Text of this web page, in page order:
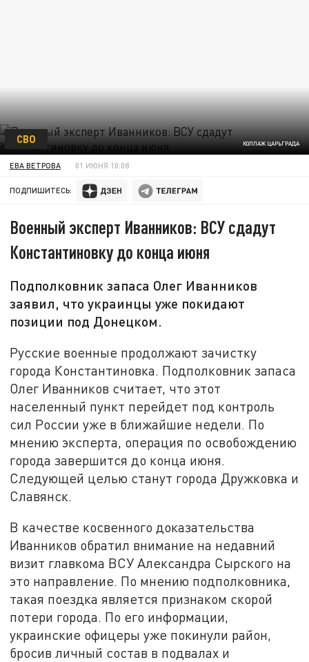
КОЛЛАЖ ЦАРЬГРАДА
СВО
ЕВА ВЕТРОВА 01 ИЮНЯ 10:08
ПОДПИШИТЕСЬ:
Военный эксперт Иванников: ВСУ сдадут
Константиновку до конца июня
Подполковник запаса Олег Иванников
заявил, что украинцы уже покидают
позиции под Донецком.
Русские военные продолжают зачистку
города Константиновка. Подполковник запаса
Олег Иванников считает, что этот
населенный пункт перейдет под контроль
сил России уже в ближайшие недели. По
мнению эксперта, операция по освобождению
города завершится до конца июня.
Следующей целью станут города Дружковка и
Славянск.
В качестве косвенного доказательства
Иванников обратил внимание на недавний
визит главкома ВСУ Александра Сырского на
это направление. По мнению подполковника,
такая поездка является признаком скорой
потери города. По его информации,
украинские офицеры уже покинули район,
бросив личный состав в подвалах и